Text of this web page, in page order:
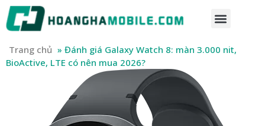
Trang chủ » Đánh giá Galaxy Watch 8: màn 3.000 nit,
BioActive, LTE có nên mua 2026?